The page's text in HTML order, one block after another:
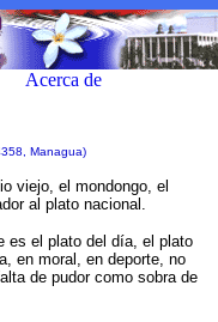
Managua)
viejo, el mondongo, el
al plato nacional.
es el plato del día, el plato
en moral, en deporte, no
de pudor como sobra de